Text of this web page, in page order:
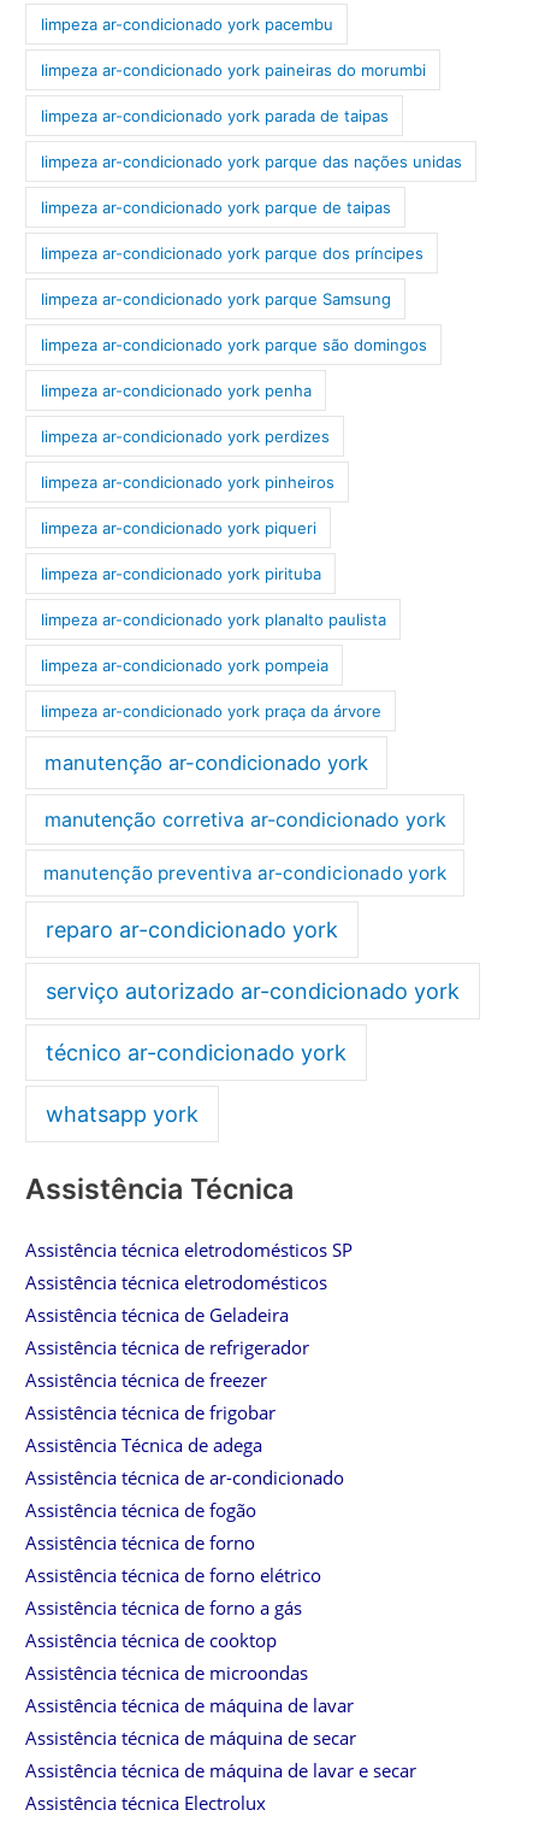
limpeza ar-condicionado york pacembu
limpeza ar-condicionado york paineiras do morumbi
limpeza ar-condicionado york parada de taipas
limpeza ar-condicionado york parque das nações unidas
limpeza ar-condicionado york parque de taipas
limpeza ar-condicionado york parque dos príncipes
limpeza ar-condicionado york parque Samsung
limpeza ar-condicionado york parque são domingos
limpeza ar-condicionado york penha
limpeza ar-condicionado york perdizes
limpeza ar-condicionado york pinheiros
limpeza ar-condicionado york piqueri
limpeza ar-condicionado york pirituba
limpeza ar-condicionado york planalto paulista
limpeza ar-condicionado york pompeia
limpeza ar-condicionado york praça da árvore
manutenção ar-condicionado york
manutenção corretiva ar-condicionado york
manutenção preventiva ar-condicionado york
reparo ar-condicionado york
serviço autorizado ar-condicionado york
técnico ar-condicionado york
whatsapp york
Assistência Técnica
Assistência técnica eletrodomésticos SP
Assistência técnica eletrodomésticos
Assistência técnica de Geladeira
Assistência técnica de refrigerador
Assistência técnica de freezer
Assistência técnica de frigobar
Assistência Técnica de adega
Assistência técnica de ar-condicionado
Assistência técnica de fogão
Assistência técnica de forno
Assistência técnica de forno elétrico
Assistência técnica de forno a gás
Assistência técnica de cooktop
Assistência técnica de microondas
Assistência técnica de máquina de lavar
Assistência técnica de máquina de secar
Assistência técnica de máquina de lavar e secar
Assistência técnica Electrolux